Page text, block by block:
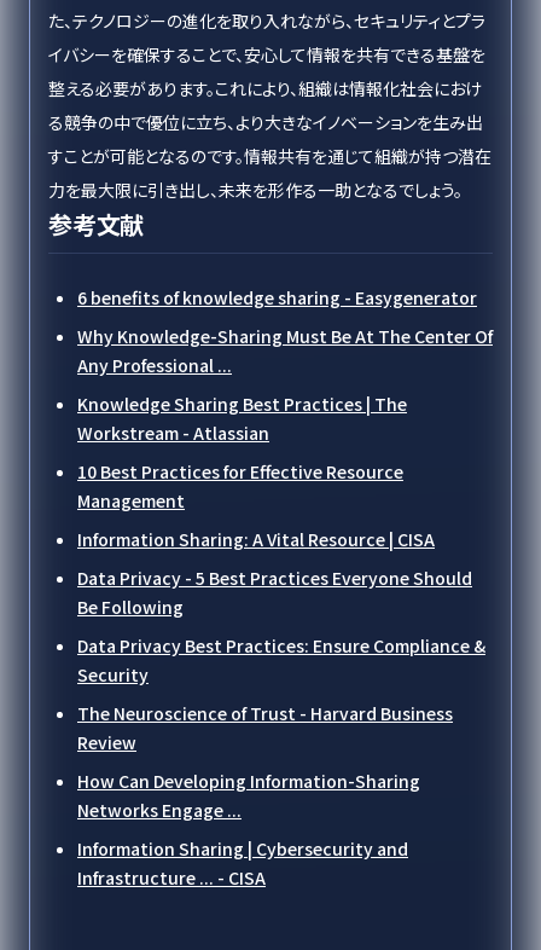
た、テクノロジーの進化を取り入れながら、セキュリティとプラ
イバシーを確保することで、安心して情報を共有できる基盤を
整える必要があります。これにより、組織は情報化社会におけ
る競争の中で優位に立ち、より大きなイノベーションを生み出
すことが可能となるのです。情報共有を通じて組織が持つ潜在
力を最大限に引き出し、未来を形作る一助となるでしょう。
参考文献
6 benefits of knowledge sharing - Easygenerator
Why Knowledge-Sharing Must Be At The Center Of
Any Professional ...
Knowledge Sharing Best Practices | The
Workstream - Atlassian
10 Best Practices for Effective Resource
Management
Information Sharing: A Vital Resource | CISA
Data Privacy - 5 Best Practices Everyone Should
Be Following
Data Privacy Best Practices: Ensure Compliance &
Security
The Neuroscience of Trust - Harvard Business
Review
How Can Developing Information-Sharing
Networks Engage ...
Information Sharing | Cybersecurity and
Infrastructure ... - CISA